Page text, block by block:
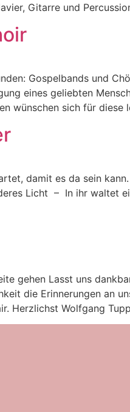
Gitarre und
Gospelbands und
eines geliebten
wünschen sich für diese
damit es da sein
Licht – In ihr waltet
gehen Lasst uns
die Erinnerungen an
Herzlichst Wolfgang